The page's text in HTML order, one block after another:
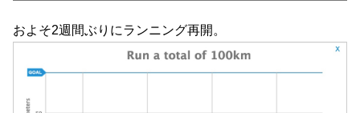
およそ2週間ぶりにランニング再開。